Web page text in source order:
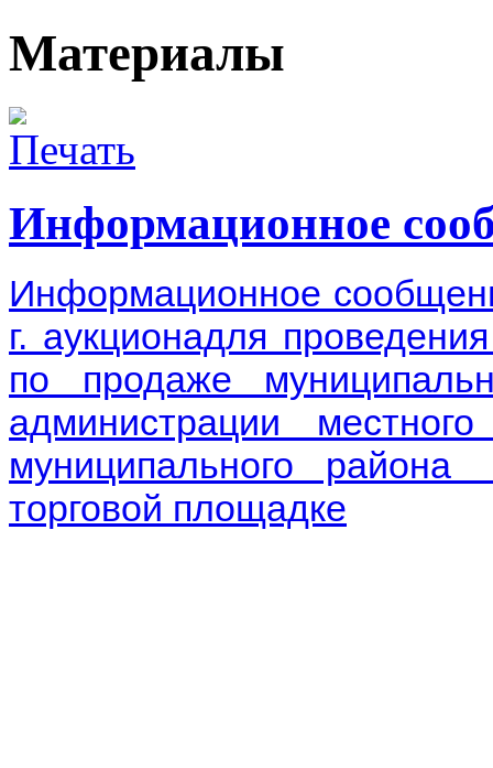
Материалы
Информационное
Информационное
г. аукционадля
по продаже
администрации
муниципального
торговой площадке